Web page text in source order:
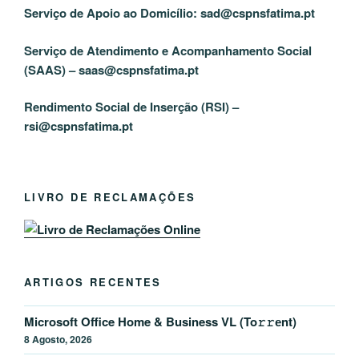
Serviço de Apoio ao Domicílio: sad@cspnsfatima.pt
Serviço de Atendimento e Acompanhamento Social
(SAAS) –saas@cspnsfatima.pt
Rendimento Social de Inserção (RSI) –
rsi@cspnsfatima.pt
LIVRO DE RECLAMAÇÕES
ARTIGOS RECENTES
Microsoft Office Home & Business VL (To𝚛𝚛еnt)
8 Agosto, 2026